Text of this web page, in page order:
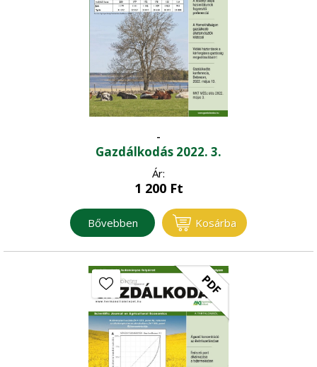
-
Gazdálkodás 2022. 3.
Ár:
1 200Ft
Bővebben Kosárba
PDF